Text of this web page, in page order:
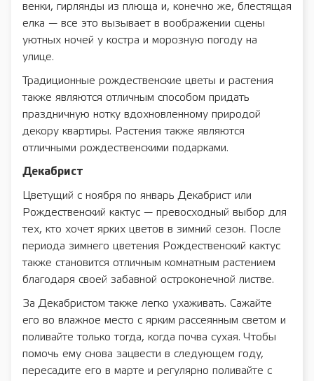
венки, гирлянды из плюща и, конечно же, блестящая
елка — все это вызывает в воображении сцены
уютных ночей у костра и морозную погоду на
улице.
Традиционные рождественские цветы и растения
также являются отличным способом придать
праздничную нотку вдохновленному природой
декору квартиры. Растения также являются
отличными рождественскими подарками.
Декабрист
Цветущий с ноября по январь Декабрист или
Рождественский кактус — превосходный выбор для
тех, кто хочет ярких цветов в зимний сезон. После
периода зимнего цветения Рождественский кактус
также становится отличным комнатным растением
благодаря своей забавной остроконечной листве.
За Декабристом также легко ухаживать. Сажайте
его во влажное место с ярким рассеянным светом и
поливайте только тогда, когда почва сухая. Чтобы
помочь ему снова зацвести в следующем году,
пересадите его в марте и регулярно поливайте с